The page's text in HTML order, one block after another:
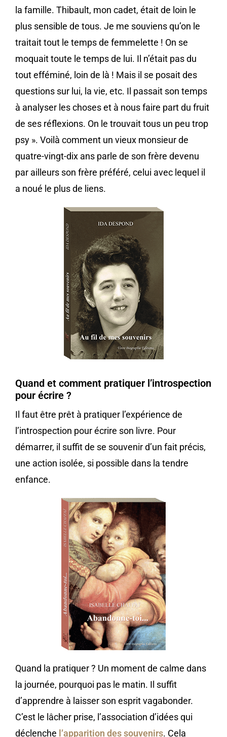
la famille. Thibault, mon cadet, était de loin le
plus sensible de tous. Je me souviens qu’on le
traitait tout le temps de femmelette ! On se
moquait toute le temps de lui. Il n’était pas du
tout efféminé, loin de là ! Mais il se posait des
questions sur lui, la vie, etc. Il passait son temps
à analyser les choses et à nous faire part du fruit
de ses réflexions. On le trouvait tous un peu trop
psy ». Voilà comment un vieux monsieur de
quatre-vingt-dix ans parle de son frère devenu
par ailleurs son frère préféré, celui avec lequel il
a noué le plus de liens.
Quand et comment pratiquer l’introspection
pour écrire ?
Il faut être prêt à pratiquer l’expérience de
l’introspection pour écrire son livre. Pour
démarrer, il suffit de se souvenir d’un fait précis,
une action isolée, si possible dans la tendre
enfance.
Quand la pratiquer ? Un moment de calme dans
la journée, pourquoi pas le matin. Il suffit
d’apprendre à laisser son esprit vagabonder.
C’est le lâcher prise, l’association d’idées qui
déclenche l’apparition des souvenirs. Cela